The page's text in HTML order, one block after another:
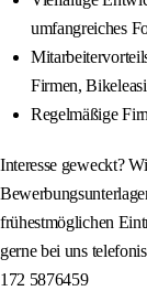
umfangreiches
Firmen,
Regelmäßige
Interesse geweckt?
frühestmöglichen
gerne bei uns
172 5876459